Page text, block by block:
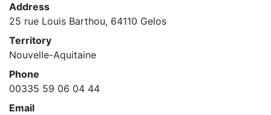
Address
25 rue Louis Barthou, 64110 Gelos
Territory
Nouvelle-Aquitaine
Phone
00335 59 06 04 44
Email